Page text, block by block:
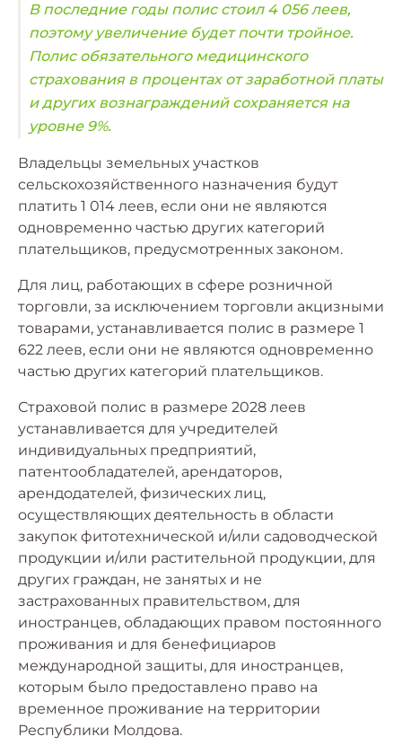
В последние годы полис стоил 4 056 леев,
поэтому увеличение будет почти тройное.
Полис обязательного медицинского
страхования в процентах от заработной платы
и других вознаграждений сохраняется на
уровне 9%.
Владельцы земельных участков
сельскохозяйственного назначения будут
платить 1 014 леев, если они не являются
одновременно частью других категорий
плательщиков, предусмотренных законом.
Для лиц, работающих в сфере розничной
торговли, за исключением торговли акцизными
товарами, устанавливается полис в размере 1
622 леев, если они не являются одновременно
частью других категорий плательщиков.
Страховой полис в размере 2028 леев
устанавливается для учредителей
индивидуальных предприятий,
патентообладателей, арендаторов,
арендодателей, физических лиц,
осуществляющих деятельность в области
закупок фитотехнической и/или садоводческой
продукции и/или растительной продукции, для
других граждан, не занятых и не
застрахованных правительством, для
иностранцев, обладающих правом постоянного
проживания и для бенефициаров
международной защиты, для иностранцев,
которым было предоставлено право на
временное проживание на территории
Республики Молдова.